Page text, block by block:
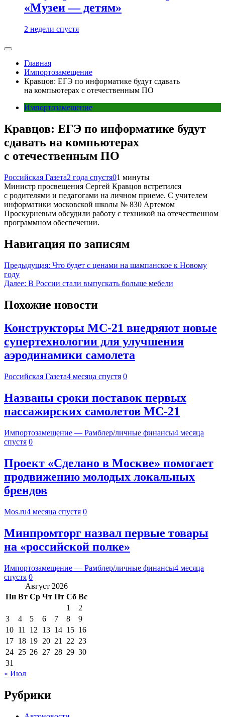
«Музеи — детям»
2 недели спустя
Главная
Импортозамещение
Кравцов: ЕГЭ по информатике будут сдавать
на компьютерах с отечественным ПО
Импортозамещение
Кравцов: ЕГЭ по информатике будут
сдавать на компьютерах
с отечественным ПО
Российская Газета2 года спустя01 минуты
Министр просвещения Сергей Кравцов встретился
с родителями и педагогами на личном приеме. С учителем
информатики московской школы № 830 Артемом
Проскурневым обсудили работу с техникой на отечественном
программном обеспечении.
Навигация по записям
Предыдущая: Что будет с ценами на шампанское к Новому
году
Далее: В России стали выпускать больше мебели
Похожие новости
Конструкторы МС-21 внедряют новые
супертехнологии для улучшения
аэродинамики самолета
Российская Газета4 месяца спустя 0
Названы сроки поставок первых
пассажирских самолетов МС-21
Импортозамещение — Рамблер/личные финансы4 месяца
спустя 0
Проект «Сделано в Москве» помогает
продвижению молодых локальных
брендов
Mos.ru4 месяца спустя 0
Минпромторг назвал первые товары
на «российской полке»
Импортозамещение — Рамблер/личные финансы4 месяца
спустя 0
Август 2026
Пн Вт Ср Чт Пт Сб Вс
1
2
3
4 5 6 7 8
9
10 11 12 13 14 15 16
17 18 19 20 21 22 23
24 25 26 27 28 29 30
31
« Июл
Рубрики